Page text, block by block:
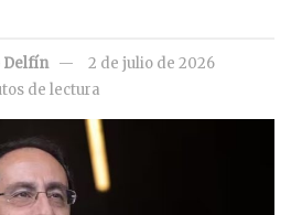
Delfín
2 de julio de 2026
de lectura